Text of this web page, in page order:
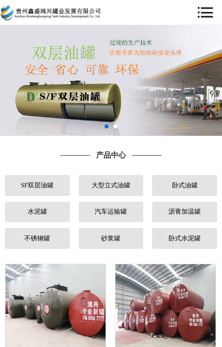
产品中心
SF双层油罐 大型立式油罐 卧式油罐
水泥罐 汽车运输罐 沥青加温罐
不锈钢罐 砂浆罐 卧式水泥罐
关于我们
产品中心
工程案例
售后服务
行业动态
人才招聘
联系我们